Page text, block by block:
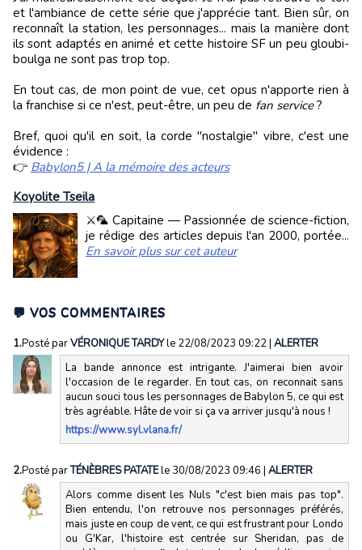
et l'ambiance de cette série que j'apprécie tant. Bien sûr, on
reconnaît la station, les personnages... mais la manière dont
ils sont adaptés en animé et cette histoire SF un peu gloubi-
boulga ne sont pas trop top.
En tout cas, de mon point de vue, cet opus n'apporte rien à
la franchise si ce n'est, peut-être, un peu de fan service?
Bref, quoi qu'il en soit, la corde "nostalgie" vibre, c'est une
évidence :
👉 Babylon5 | A la mémoire des acteurs
Koyolite Tseila
⚔️🦜 Capitaine — Passionnée de science-fiction,
je rédige des articles depuis l'an 2000, portée...
En savoir plus sur cet auteur
💬 VOS COMMENTAIRES
1.Posté parVÉRONIQUE TARDYle 22/08/2023 09:22| ALERTER
La bande annonce est intrigante. J'aimerai bien avoir
l'occasion de le regarder. En tout cas, on reconnait sans
aucun souci tous les personnages de Babylon 5, ce qui est
très agréable. Hâte de voir si ça va arriver jusqu'à nous !
https://www.syl.vlana.fr/
2.Posté parTÉNÈBRES PATATEle 30/08/2023 09:46 | ALERTER
Alors comme disent les Nuls "c'est bien mais pas top".
Bien entendu, l'on retrouve nos personnages préférés,
mais juste en coup de vent, ce qui est frustrant pour Londo
ou G'Kar, l'histoire est centrée sur Sheridan, pas de